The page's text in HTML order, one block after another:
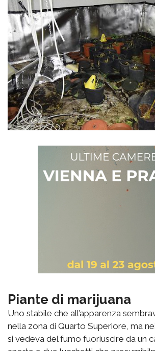
Piante di marijuana
Uno stabile che all’apparenza
nella zona di Quarto Superiore, ma
si vedeva del fumo fuoriuscire da un